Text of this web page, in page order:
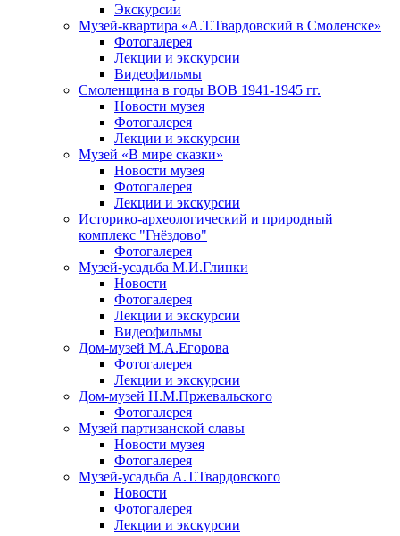
Экскурсии
Музей-квартира «А.Т.Твардовский в Смоленске»
Фотогалерея
Лекции и экскурсии
Видеофильмы
Смоленщина в годы ВОВ 1941-1945 гг.
Новости музея
Фотогалерея
Лекции и экскурсии
Музей «В мире сказки»
Новости музея
Фотогалерея
Лекции и экскурсии
Историко-археологический и природный
комплекс "Гнёздово"
Фотогалерея
Музей-усадьба М.И.Глинки
Новости
Фотогалерея
Лекции и экскурсии
Видеофильмы
Дом-музей М.А.Егорова
Фотогалерея
Лекции и экскурсии
Дом-музей Н.М.Пржевальского
Фотогалерея
Музей партизанской славы
Новости музея
Фотогалерея
Музей-усадьба А.Т.Твардовского
Новости
Фотогалерея
Лекции и экскурсии